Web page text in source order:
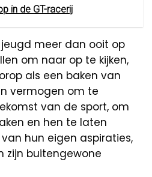
in de GT-racerij
meer dan ooit op
om naar op te kijken,
als een baken van
vermogen om te
van de sport, om
en hen te laten
hun eigen aspiraties,
zijn buitengewone